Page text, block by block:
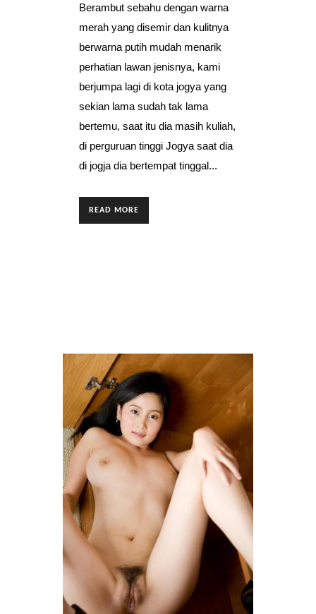
Berambut sebahu dengan warna
merah yang disemir dan kulitnya
berwarna putih mudah menarik
perhatian lawan jenisnya, kami
berjumpa lagi di kota jogya yang
sekian lama sudah tak lama
bertemu, saat itu dia masih kuliah,
di perguruan tinggi Jogya saat dia
di jogja dia bertempat tinggal...
READ MORE